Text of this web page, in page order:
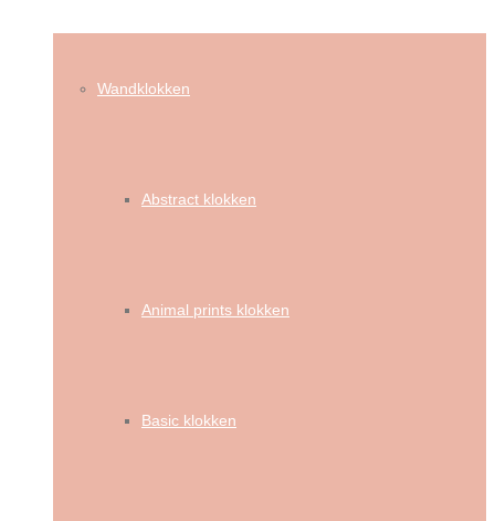
Wandklokken
Abstract klokken
Animal prints klokken
Basic klokken